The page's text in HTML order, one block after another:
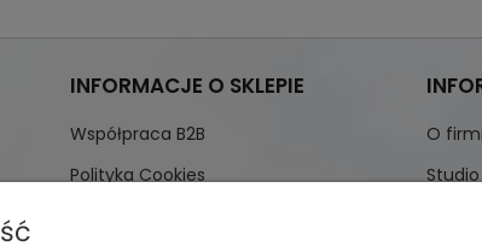
INFORMACJE O SKLEPIE
Współpraca B2B
Polityka Cookies
O